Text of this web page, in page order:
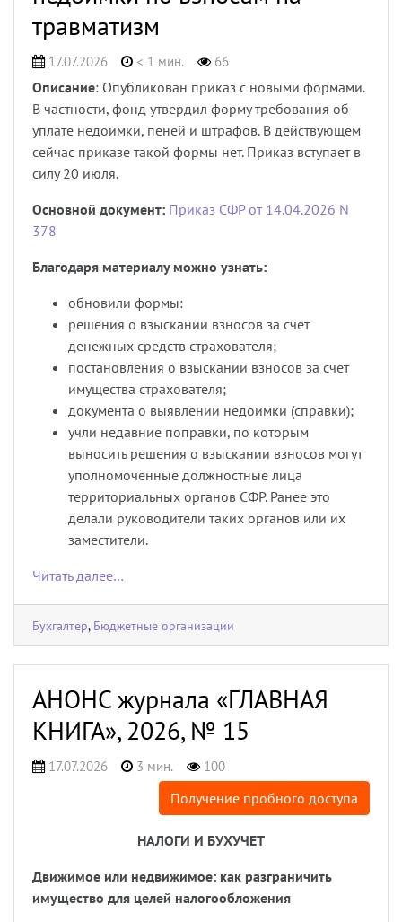
травматизм
17.07.2026 < 1 мин. 66
Описание: Опубликован приказ с новыми формами.
В частности, фонд утвердил форму требования об
уплате недоимки, пеней и штрафов. В действующем
сейчас приказе такой формы нет. Приказ вступает в
силу 20 июля.
Основной документ: Приказ СФР от 14.04.2026 N
378
Благодаря материалу можно узнать:
обновили формы:
решения о взыскании взносов за счет
денежных средств страхователя;
постановления о взыскании взносов за счет
имущества страхователя;
документа о выявлении недоимки (справки);
учли недавние поправки, по которым
выносить решения о взыскании взносов могут
уполномоченные должностные лица
территориальных органов СФР. Ранее это
делали руководители таких органов или их
заместители.
Читать далее…
Бухгалтер, Бюджетные организации
АНОНС журнала «ГЛАВНАЯ
КНИГА», 2026, № 15
17.07.2026 3 мин. 100
Получение пробного доступа
НАЛОГИ И БУХУЧЕТ
Движимое или недвижимое: как разграничить
имущество для целей налогообложения